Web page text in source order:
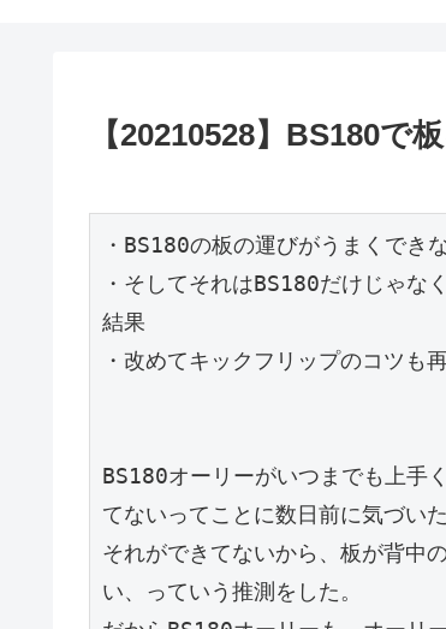
【20210528】BS180で
・BS180の板の運びがうまくでき
・そしてそれはBS180だけじゃな
結果
・改めてキックフリップのコツも
BS180オーリーがいつまでも上手
てないってことに数日前に気づいた
それができてないから、板が背中
い、っていう推測をした。